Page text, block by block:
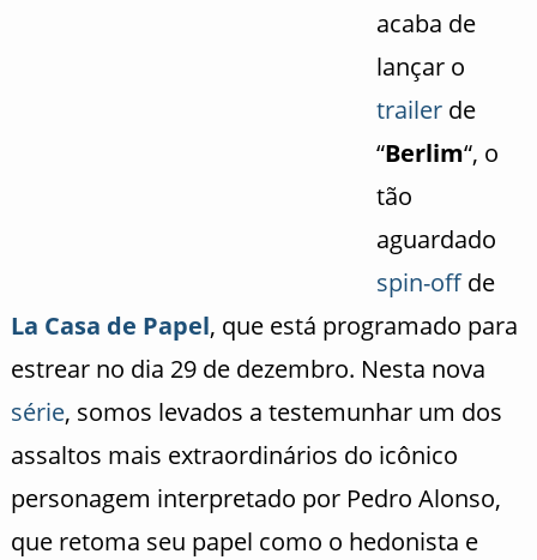
acaba de
lançar o
trailerde
“Berlim“, o
tão
aguardado
spin-offde
La Casa de Papel, que está programado para
estrear no dia 29 de dezembro. Nesta nova
série, somos levados a testemunhar um dos
assaltos mais extraordinários do icônico
personagem interpretado por Pedro Alonso,
que retoma seu papel como o hedonista e